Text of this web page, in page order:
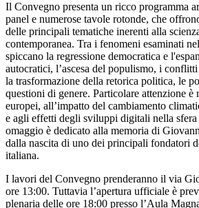
Il Convegno presenta un ricco programma
panel e numerose tavole rotonde, che
delle principali tematiche inerenti alla
contemporanea. Tra i fenomeni esaminati
spiccano la regressione democratica e
autocratici, l’ascesa del populismo, i
la trasformazione della retorica politica, le
questioni di genere. Particolare attenzione è
europei, all’impatto del cambiamento
e agli effetti degli sviluppi digitali nella
omaggio è dedicato alla memoria di
dalla nascita di uno dei principali fondatori
italiana.
I lavori del Convegno prenderanno il via
ore 13:00. Tuttavia l’apertura ufficiale è
plenaria delle ore 18:00 presso l’Aula